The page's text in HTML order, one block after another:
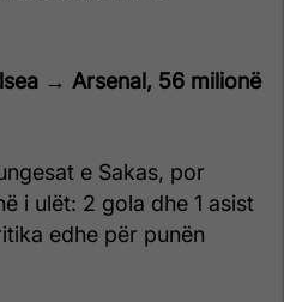
→ Arsenal, 56 milionë
e Sakas, por
i ulët: 2 gola dhe 1 asist
edhe për punën